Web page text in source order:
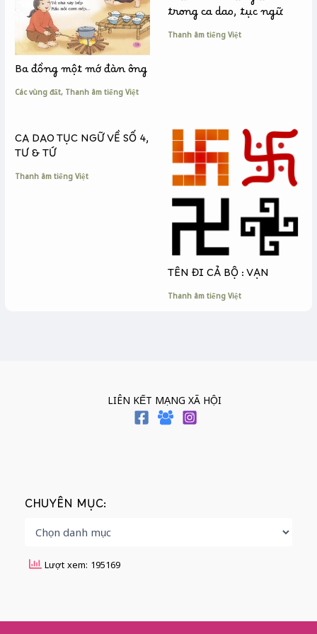
Ba đồng một mớ đàn ông
Các vùng đất, Thanh âm tiếng Việt
trong ca dao, tục ngữ
Thanh âm tiếng Việt
CA DAO TỤC NGỮ VỀ SỐ 4,
TƯ & TỨ
Thanh âm tiếng Việt
TÊN ĐI CẢ BỘ : VẠN
Thanh âm tiếng Việt
LIÊN KẾT MẠNG XÃ HỘI
CHUYÊN MỤC:
Lượt xem: 195169